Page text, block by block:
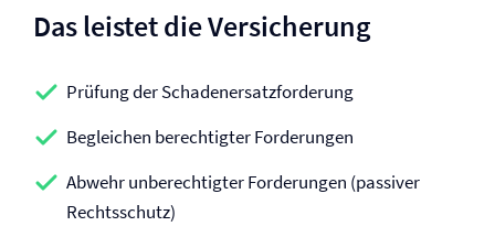
Das leistet die Versicherung
Prüfung der Schadenersatzforderung
Begleichen berechtigter Forderungen
Abwehr unberechtigter Forderungen (passiver
Rechtsschutz)